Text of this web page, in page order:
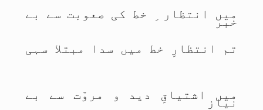
میں انتظار ِ خط کی صعوبت سے بے
خبر
تم انتظارِ خط میں سدا مبتلا سہی
میں اشتیاقِ دید و مروّت سے بے
نیاز